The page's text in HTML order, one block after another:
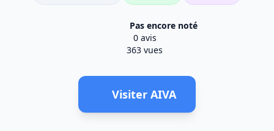
Pas encore noté
0 avis
363 vues
Visiter AIVA